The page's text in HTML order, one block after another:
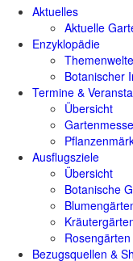
Aktuelles
Aktuelle
Enzyklopädie
Botanischer
Termine &
Übersicht
Ausflugsziele
Übersicht
Botanische
Rosengärten
Bezugsquellen &